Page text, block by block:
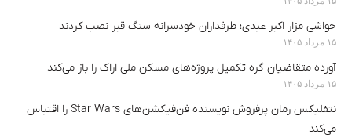
حواشی مزار اکبر عبدی؛ طرفداران خودسرانه سنگ قبر نصب کردند
۱۵ مرداد ۱۴۰۵
آورده متقاضیان گره تکمیل پروژه‌های مسکن ملی اراک را باز می‌کند
۱۵ مرداد ۱۴۰۵
نتفلیکس رمان پرفروش نویسنده‌ فن‌فیکشن‌های Star Wars را اقتباس
می‌کند